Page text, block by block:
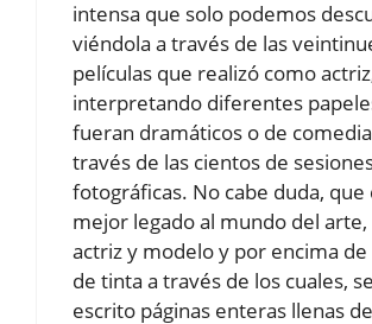
intensa que solo podemos
viéndola a través de las
películas que realizó como
interpretando diferentes
fueran dramáticos o de
través de las cientos de
fotográficas. No cabe duda, que
mejor legado al mundo del arte,
actriz y modelo y por encima de
de tinta a través de los cuales,
escrito páginas enteras llenas de